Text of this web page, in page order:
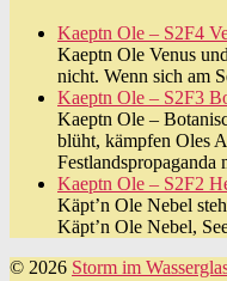
Kaeptn Ole – S2F4
Kaeptn Ole Venus
nicht. Wenn sich am
Kaeptn Ole – S2F3
Kaeptn Ole –
blüht, kämpfen Oles
Kaeptn Ole – S2F2
Käpt’n Ole Nebel
Käpt’n Ole Nebel,
© 2026 Storm im